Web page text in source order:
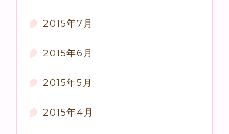
2015年7月
2015年6月
2015年5月
2015年4月